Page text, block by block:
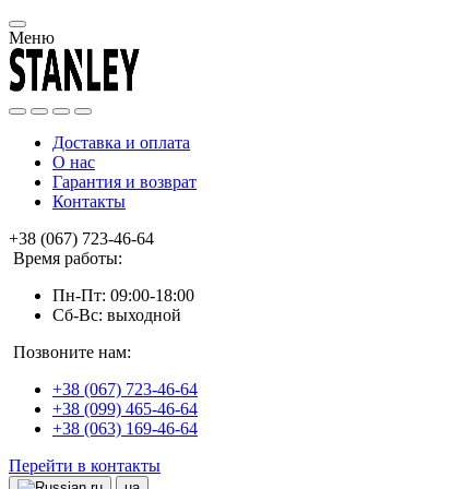
Меню
Доставка и оплата
О нас
Гарантия и возврат
Контакты
+38 (067) 723-46-64
Время работы:
Пн-Пт: 09:00-18:00
Сб-Вс: выходной
Позвоните нам:
+38 (067) 723-46-64
+38 (099) 465-46-64
+38 (063) 169-46-64
Перейти в контакты